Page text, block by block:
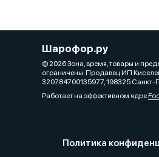
Шарофор.ру
© 2026 Зона, время, товары и
ограничены. Продавец ИП
320784700135977, 198325 Санкт-
Работает на эффективном ядре
Политика